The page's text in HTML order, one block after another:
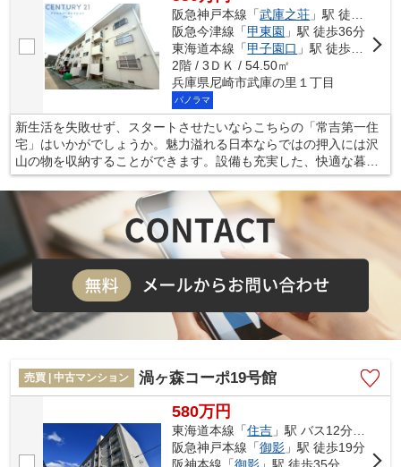
阪急神戸本線「武庫之荘 」駅 徒歩22分
阪急今津線「甲東園 」駅 徒歩36分
東海道本線「甲子園口 」駅 徒歩45分
2階 / 3ＤＫ / 54.50㎡
兵庫県尼崎市武庫の里１丁目
パノラマ
新生活を失敗せず、スタートさせたいならこちらの「常吉第一住
宅」はいかがでしょうか。魅力溢れる日本ならではの押入には沢
山の物を収納することができます。設備も充実した、快適な暮ら
しのある3DKの物件はこちらです。南向きの物件です。不動産の
購入をご検討されているなら、尼崎市ではいかがでしょうか。新
生活を快適にスタートできるよう、当社スタッフがしっかりとサ
ポートいたします。
売買 | 中古マンション 渦ヶ森コーポ19号館
580万円
東海道本線「住吉 」駅 バス12分 「渦森台2丁目」 停歩5分
阪急神戸本線「御影 」駅 徒歩19分
阪神本線「御影 」駅 徒歩35分